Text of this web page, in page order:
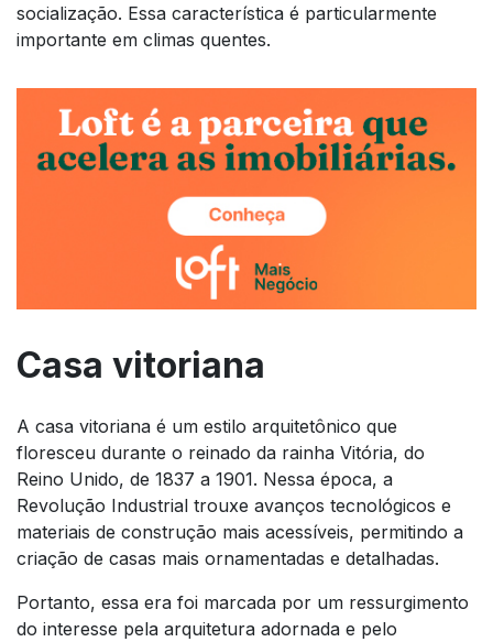
socialização. Essa característica é particularmente
importante em climas quentes.
Casa vitoriana
A casa vitoriana é um estilo arquitetônico que
floresceu durante o reinado da rainha Vitória, do
Reino Unido, de 1837 a 1901. Nessa época, a
Revolução Industrial trouxe avanços tecnológicos e
materiais de construção mais acessíveis, permitindo a
criação de casas mais ornamentadas e detalhadas.
Portanto, essa era foi marcada por um ressurgimento
do interesse pela arquitetura adornada e pelo